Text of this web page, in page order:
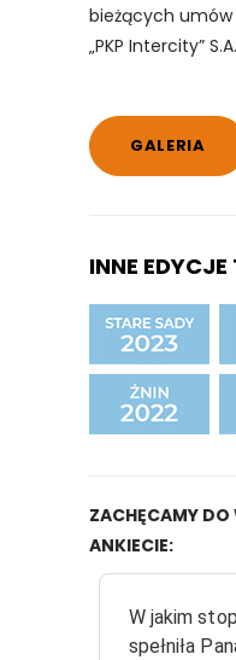
bieżących umów
„PKP Intercity”
GALERIA
INNE
ZACHĘCAMY
ANKIECIE:
W jakim
spełniła